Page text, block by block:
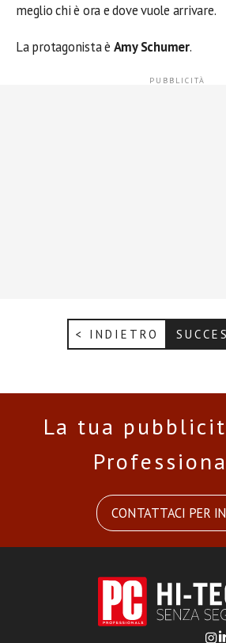
meglio chi è ora e dove vuole arrivare.
La protagonista è Amy Schumer.
< INDIETRO
La tua
CONTATTACI PER